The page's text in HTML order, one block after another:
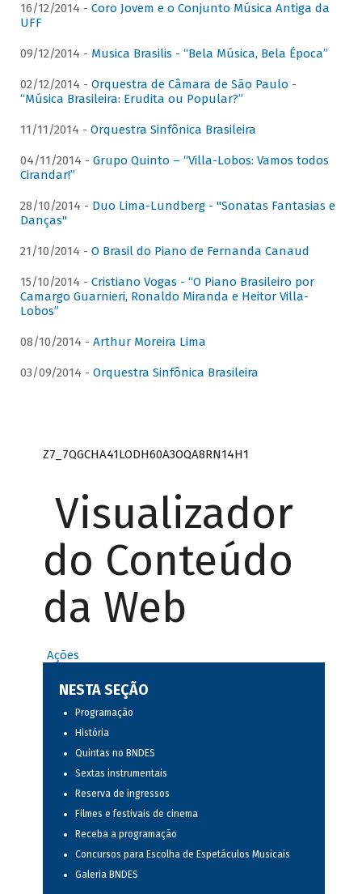
16/12/2014 - Coro Jovem e o Conjunto Música Antiga da
UFF
09/12/2014 - Musica Brasilis - “Bela Música, Bela Época”
02/12/2014 - Orquestra de Câmara de São Paulo -
“Música Brasileira: Erudita ou Popular?”
11/11/2014 - Orquestra Sinfônica Brasileira
04/11/2014 - Grupo Quinto – “Villa-Lobos: Vamos todos
Cirandar!”
28/10/2014 - Duo Lima-Lundberg - "Sonatas Fantasias e
Danças"
21/10/2014 - O Brasil do Piano de Fernanda Canaud
15/10/2014 - Cristiano Vogas - “O Piano Brasileiro por
Camargo Guarnieri, Ronaldo Miranda e Heitor Villa-
Lobos”
08/10/2014 - Arthur Moreira Lima
03/09/2014 - Orquestra Sinfônica Brasileira
Z7_7QGCHA41LODH60A3OQA8RN14H1
Visualizador
do Conteúdo
da Web
Ações
NESTA SEÇÃO
Programação
História
Quintas no BNDES
Sextas instrumentais
Reserva de ingressos
Filmes e festivais de cinema
Receba a programação
Concursos para Escolha de Espetáculos Musicais
Galeria BNDES